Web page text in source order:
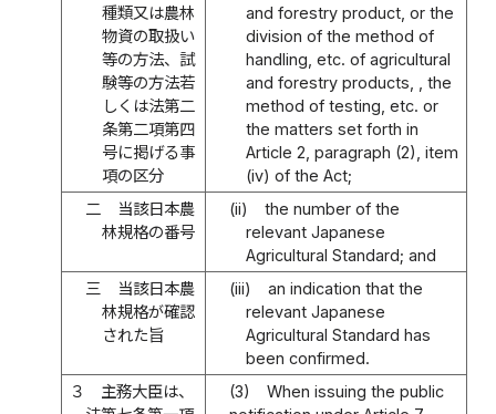
種類又は農林
物資の取扱い
等の方法、試
験等の方法若
しくは法第二
条第二項第四
号に掲げる事
項の区分
and forestry product, or the
division of the method of
handling, etc. of agricultural
and forestry products, , the
method of testing, etc. or
the matters set forth in
Article 2, paragraph (2), item
(iv) of the Act;
二
当該日本農
林規格の番号
(ii)
the number of the
relevant Japanese
Agricultural Standard; and
三
当該日本農
林規格が確認
された旨
(iii)
an indication that the
relevant Japanese
Agricultural Standard has
been confirmed.
３
主務大臣は、
(3)
When issuing the public